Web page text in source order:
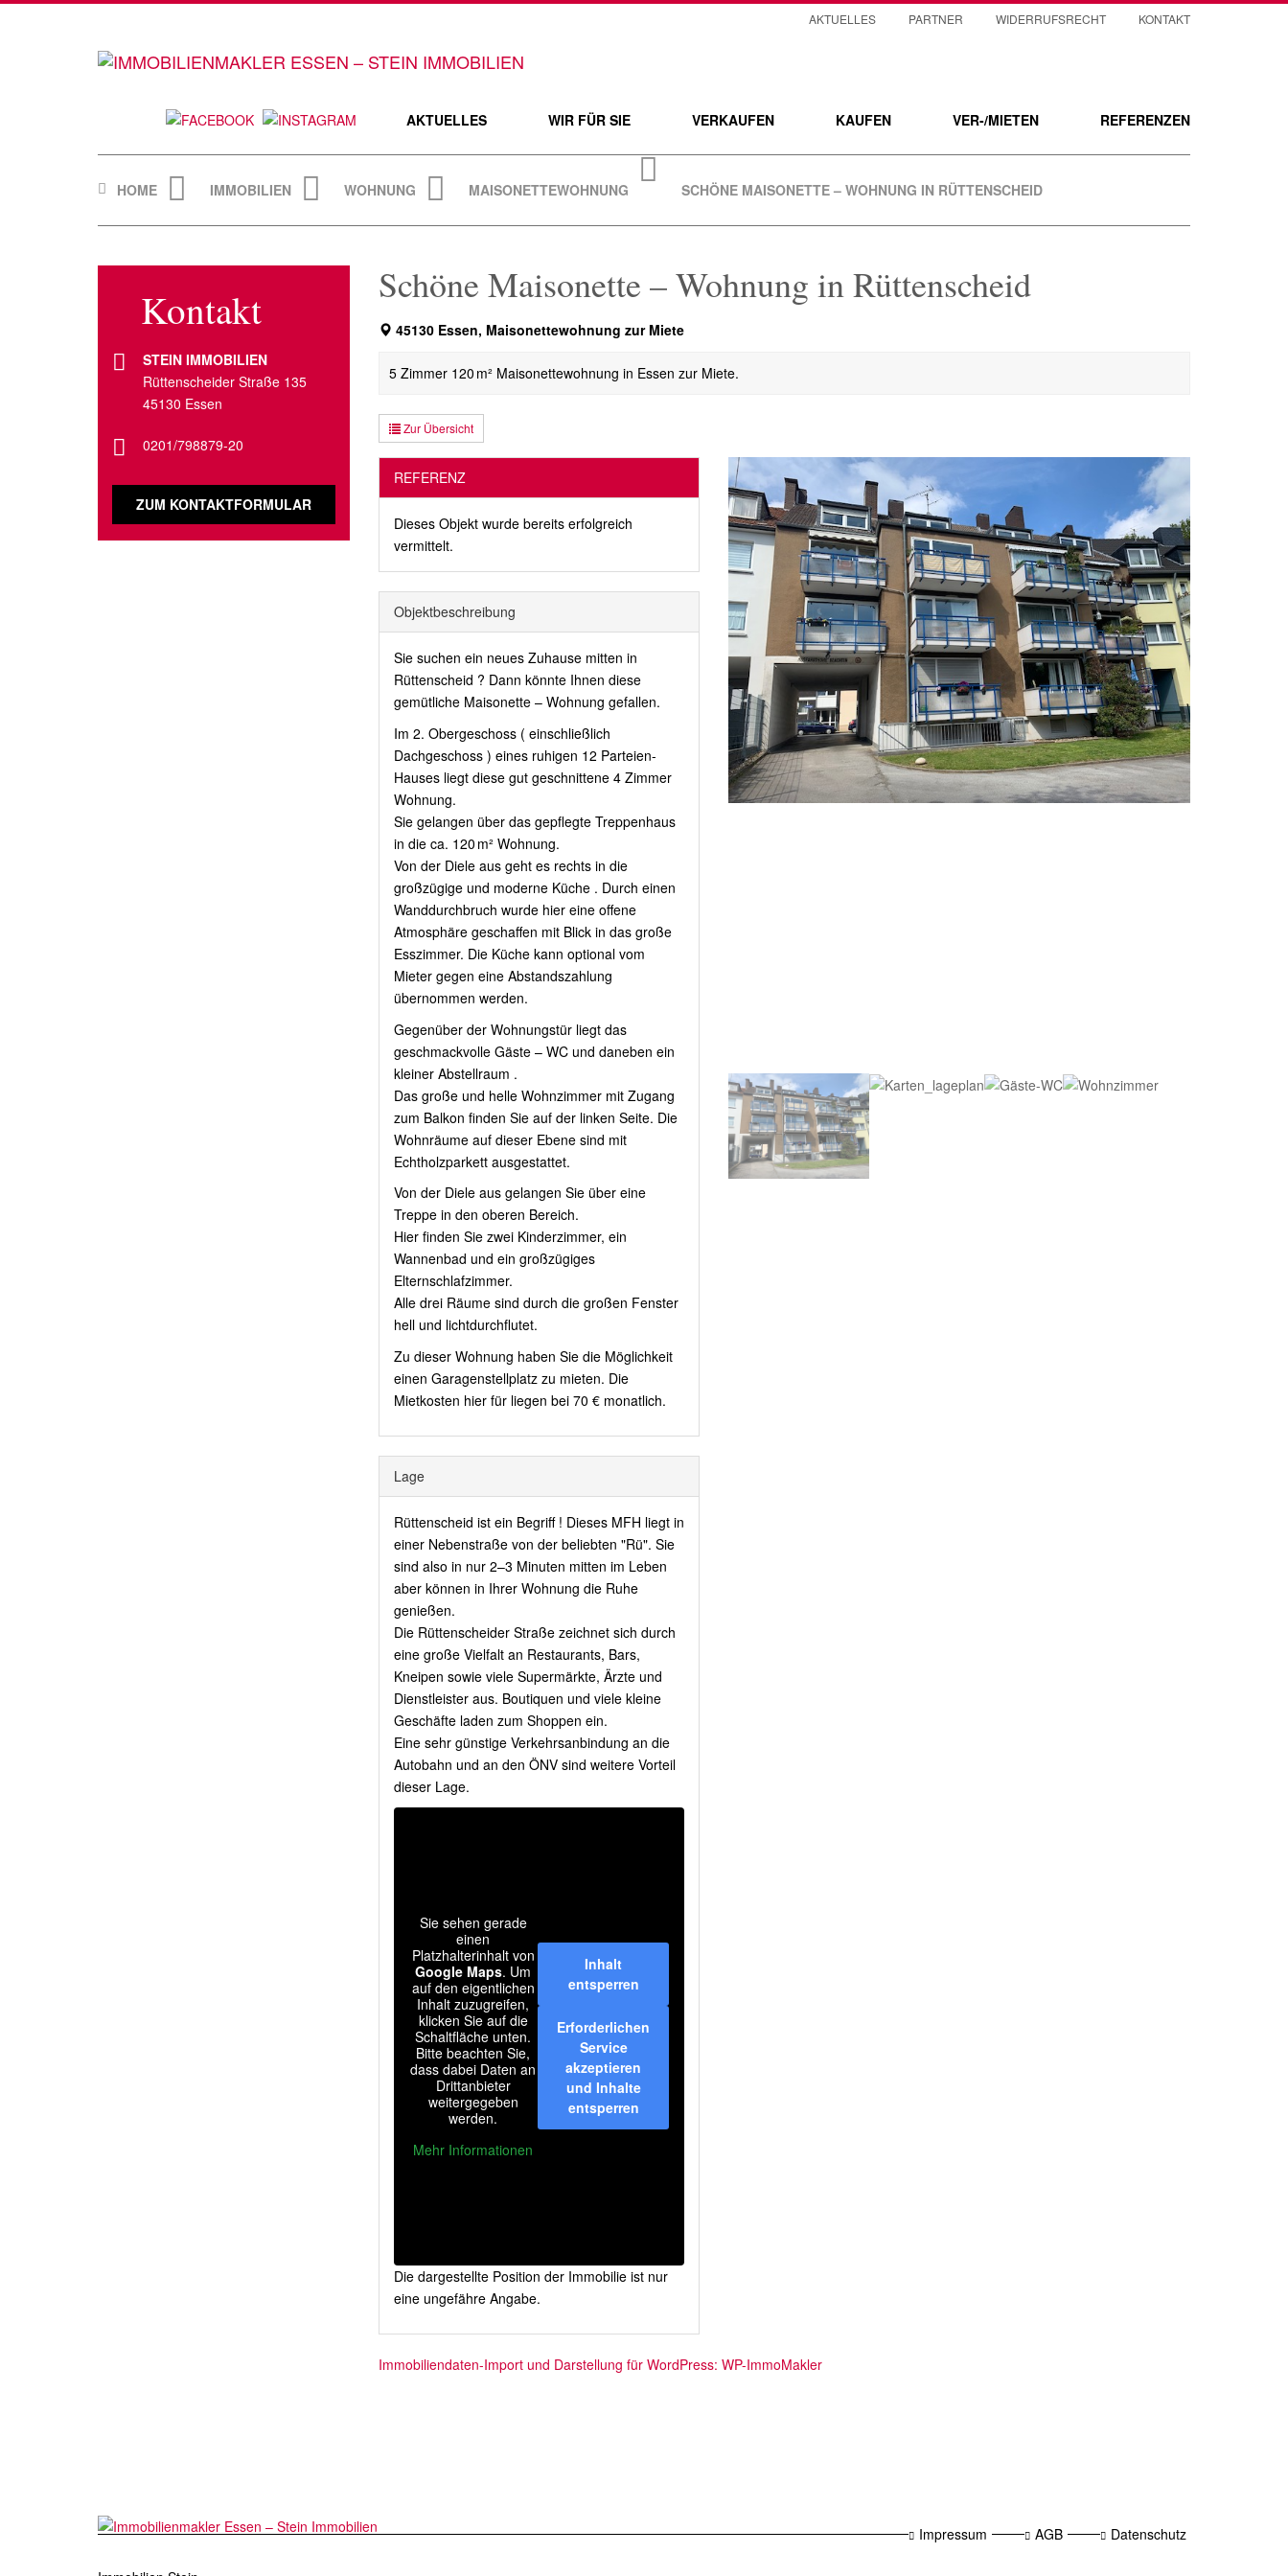
AKTUELLES WIR FÜR SIE VERKAUFEN KAUFEN VER-/MIETEN REFERENZEN
AKTUELLES PARTNER WIDERRUFSRECHT KONTAKT
HOME IMMOBILIEN WOHNUNG MAISONETTEWOHNUNG SCHÖNE MAISONETTE – WOHNUNG IN RÜTTENSCHEID
Schöne Maisonette – Wohnung in Rüttenscheid
45130 Essen, Maisonettewohnung zur Miete
5 Zimmer 120 m² Maisonettewohnung in Essen zur Miete.
Zur Übersicht
REFERENZ
Dieses Objekt wurde bereits erfolgreich
vermittelt.
Objekt­beschreibung
Sie suchen ein neues Zuhause mitten in
Rüttenscheid ? Dann könnte Ihnen diese
gemütliche Maisonette – Wohnung gefallen.
Im 2. Obergeschoss ( einschließlich
Dachgeschoss ) eines ruhigen 12 Parteien-
Hauses liegt diese gut geschnittene 4 Zimmer
Wohnung.
Sie gelangen über das gepflegte Treppenhaus
in die ca. 120 m² Wohnung.
Von der Diele aus geht es rechts in die
großzügige und moderne Küche . Durch einen
Wanddurchbruch wurde hier eine offene
Atmosphäre geschaffen mit Blick in das große
Esszimmer. Die Küche kann optional vom
Mieter gegen eine Abstandszahlung
übernommen werden.
Gegenüber der Wohnungstür liegt das
geschmackvolle Gäste – WC und daneben ein
kleiner Abstellraum .
Das große und helle Wohnzimmer mit Zugang
zum Balkon finden Sie auf der linken Seite. Die
Wohnräume auf dieser Ebene sind mit
Echtholzparkett ausgestattet.
Von der Diele aus gelangen Sie über eine
Treppe in den oberen Bereich.
Hier finden Sie zwei Kinderzimmer, ein
Wannenbad und ein großzügiges
Elternschlafzimmer.
Alle drei Räume sind durch die großen Fenster
hell und lichtdurchflutet.
Zu dieser Wohnung haben Sie die Möglichkeit
einen Garagenstellplatz zu mieten. Die
Mietkosten hier für liegen bei 70 € monatlich.
Lage
Rüttenscheid ist ein Begriff ! Dieses MFH liegt in
einer Nebenstraße von der beliebten "Rü". Sie
sind also in nur 2–3 Minuten mitten im Leben
aber können in Ihrer Wohnung die Ruhe
genießen.
Die Rüttenscheider Straße zeichnet sich durch
eine große Vielfalt an Restaurants, Bars,
Kneipen sowie viele Supermärkte, Ärzte und
Dienstleister aus. Boutiquen und viele kleine
Geschäfte laden zum Shoppen ein.
Eine sehr günstige Verkehrsanbindung an die
Autobahn und an den ÖNV sind weitere Vorteil
dieser Lage.
Sie sehen gerade
einen
Platzhalterinhalt von
Google Maps. Um
auf den eigentlichen
Inhalt zuzugreifen,
klicken Sie auf die
Schaltfläche unten.
Bitte beachten Sie,
dass dabei Daten an
Drittanbieter
weitergegeben
werden.
Mehr Informationen
Inhalt
entsperren
Erforderlichen
Service
akzeptieren
und Inhalte
entsperren
Die dargestellte Position der Immobilie ist nur
eine ungefähre Angabe.
Immobiliendaten-Import und Darstellung für WordPress: WP-ImmoMakler
Kontakt
STEIN IMMOBILIEN
Rüttenscheider Straße 135
45130 Essen
0201/798879-20
ZUM KONTAKTFORMULAR
Impressum AGB Datenschutz